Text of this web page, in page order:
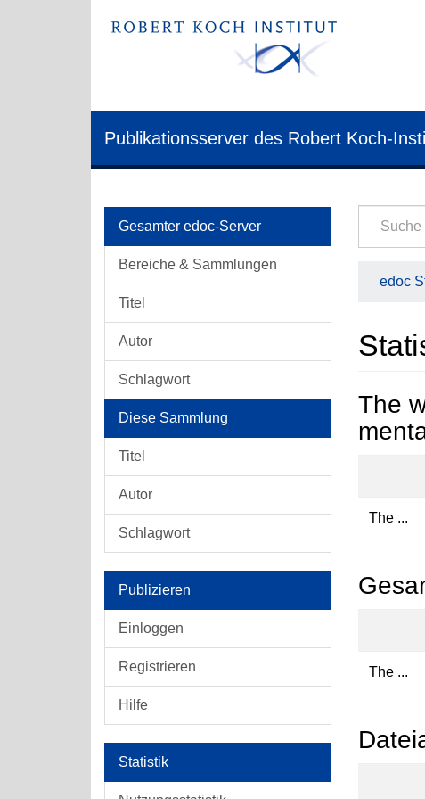
Publikationsserver des Robert Koch-
Gesamter edoc-Server
Bereiche & Sammlungen
Titel
Autor
Schlagwort
Diese Sammlung
Titel
Autor
Schlagwort
Publizieren
Einloggen
Registrieren
Hilfe
Statistik
edoc
The
The ...
The ...